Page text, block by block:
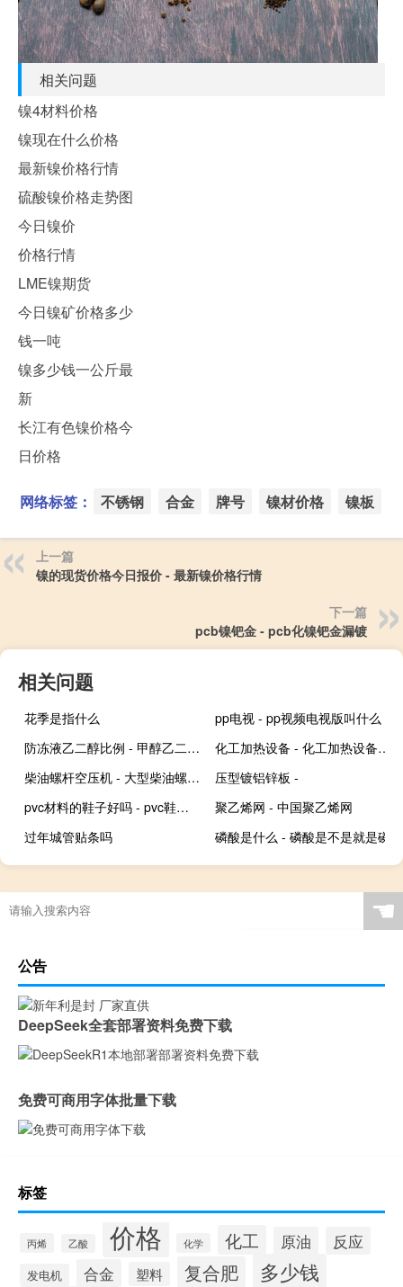
相关问题
镍4材料价格
镍现在什么价格
最新镍价格行情
硫酸镍价格走势图
今日镍价
价格行情
LME镍期货
今日镍矿价格多少
钱一吨
镍多少钱一公斤最
新
长江有色镍价格今
日价格
网络标签： 不锈钢 合金 牌号 镍材价格 镍板
上一篇
镍的现货价格今日报价 - 最新镍价格行情
下一篇
pcb镍钯金 - pcb化镍钯金漏镀
相关问题
花季是指什么
pp电视 - pp视频电视版叫什么
防冻液乙二醇比例 - 甲醇乙二醇防冻液调配比例
化工加热设备 - 化工加热设备有哪些
柴油螺杆空压机 - 大型柴油螺杆空压机
压型镀铝锌板 -
pvc材料的鞋子好吗 - pvc鞋面的优缺点
聚乙烯网 - 中国聚乙烯网
过年城管贴条吗
磷酸是什么 - 磷酸是不是就是磷
☚
公告
DeepSeek全套部署资料免费下载
免费可商用字体批量下载
标签
丙烯 乙酸 价格 化学 化工 原油 反应
发电机 合金 塑料 复合肥 多少钱